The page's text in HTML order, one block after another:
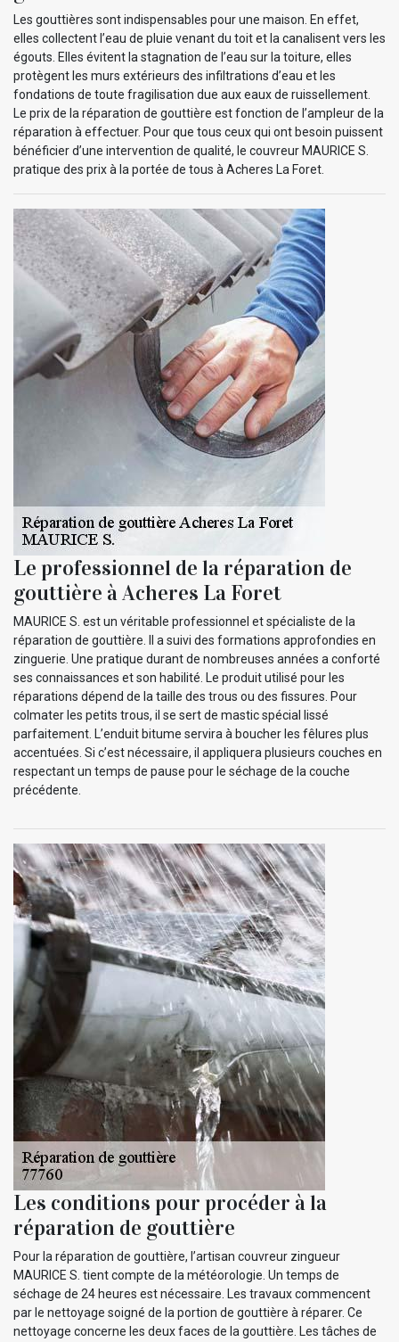
Les gouttières sont indispensables pour une maison. En effet,
elles collectent l’eau de pluie venant du toit et la canalisent vers les
égouts. Elles évitent la stagnation de l’eau sur la toiture, elles
protègent les murs extérieurs des infiltrations d’eau et les
fondations de toute fragilisation due aux eaux de ruissellement.
Le prix de la réparation de gouttière est fonction de l’ampleur de la
réparation à effectuer. Pour que tous ceux qui ont besoin puissent
bénéficier d’une intervention de qualité, le couvreur MAURICE S.
pratique des prix à la portée de tous à Acheres La Foret.
Le professionnel de la réparation de
gouttière à Acheres La Foret
MAURICE S. est un véritable professionnel et spécialiste de la
réparation de gouttière. Il a suivi des formations approfondies en
zinguerie. Une pratique durant de nombreuses années a conforté
ses connaissances et son habilité. Le produit utilisé pour les
réparations dépend de la taille des trous ou des fissures. Pour
colmater les petits trous, il se sert de mastic spécial lissé
parfaitement. L’enduit bitume servira à boucher les fêlures plus
accentuées. Si c’est nécessaire, il appliquera plusieurs couches en
respectant un temps de pause pour le séchage de la couche
précédente.
Les conditions pour procéder à la
réparation de gouttière
Pour la réparation de gouttière, l’artisan couvreur zingueur
MAURICE S. tient compte de la météorologie. Un temps de
séchage de 24 heures est nécessaire. Les travaux commencent
par le nettoyage soigné de la portion de gouttière à réparer. Ce
nettoyage concerne les deux faces de la gouttière. Les tâches de